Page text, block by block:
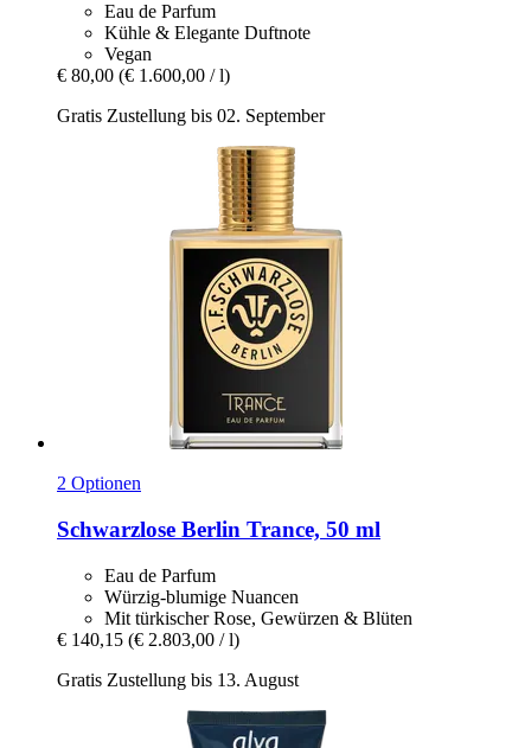
Eau de Parfum
Kühle & Elegante Duftnote
Vegan
€ 80,00 (€ 1.600,00 / l)
Gratis Zustellung bis 02. September
2 Optionen
Schwarzlose Berlin Trance, 50 ml
Eau de Parfum
Würzig-blumige Nuancen
Mit türkischer Rose, Gewürzen & Blüten
€ 140,15 (€ 2.803,00 / l)
Gratis Zustellung bis 13. August